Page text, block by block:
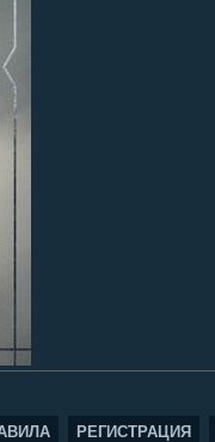
РЕГИСТРАЦИЯ